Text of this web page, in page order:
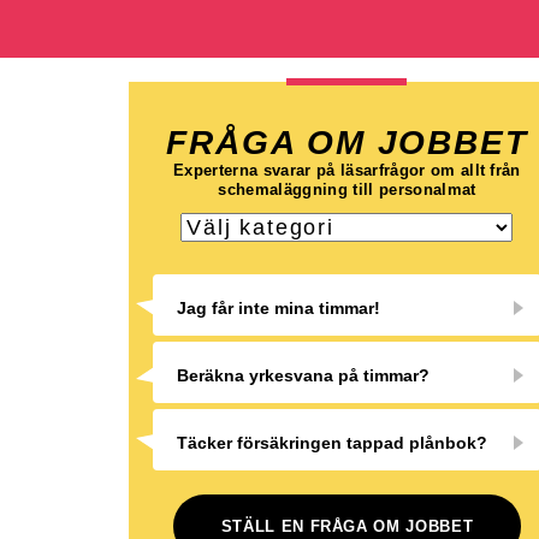
FRÅGA OM JOBBET
Experterna svarar på läsarfrågor om allt från
schemaläggning till personalmat
Jag får inte mina timmar!
Beräkna yrkesvana på timmar?
Täcker försäkringen tappad plånbok?
STÄLL EN FRÅGA OM JOBBET